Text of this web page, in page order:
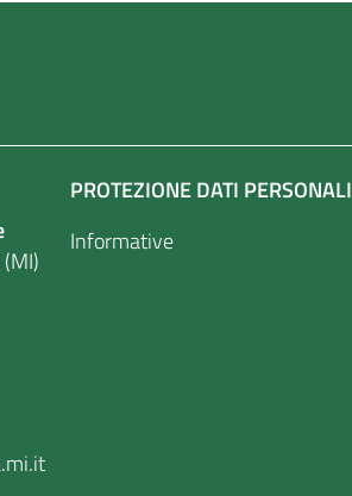
PROTEZIONE DATI PERSONALI
Informative